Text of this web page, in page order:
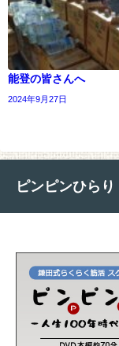
能登の皆さんへ
2024年9月27日
ピンピンひらり